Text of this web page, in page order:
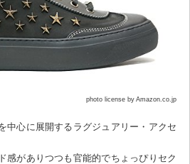
photo license by Amazon.co.jp
中心に展開するラグジュアリー・アクセ
感がありつつも官能的でちょっぴりセク